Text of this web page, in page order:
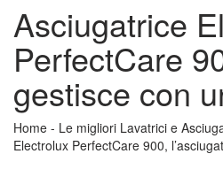
Asciugatrice
PerfectCare
gestisce con
Home - Le migliori Lavatrici e
Electrolux PerfectCare 900,